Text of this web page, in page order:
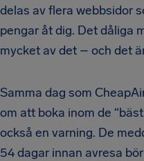
delas av flera webbsidor
pengar åt dig. Det dåliga
mycket av det – och det
Samma dag som
om att boka inom de
också en varning. De
54 dagar innan avresa